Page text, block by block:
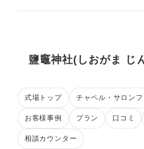
鹽竈神社(しおがま じ
式場トップ チャペル・サロン
お客様事例 プラン 口コミ
相談カウンター